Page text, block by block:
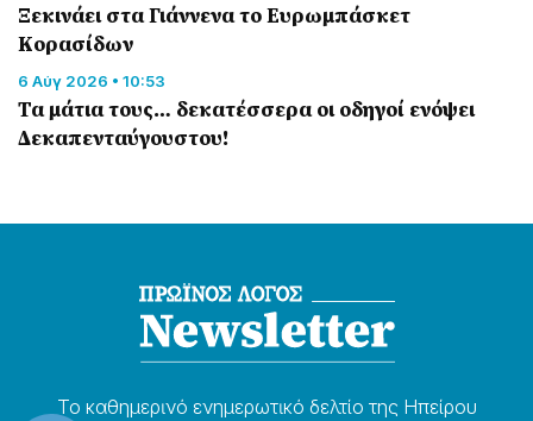
Ξεκινάει στα Γιάννενα το Ευρωμπάσκετ
Κορασίδων
6 Αύγ 2026 • 10:53
Τα μάτια τους… δεκατέσσερα οι οδηγοί ενόψει
Δεκαπενταύγουστου!
Το καθημερɩνό ενημερωτɩκό δελτίο της Ηπείρου